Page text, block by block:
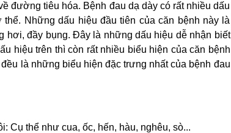
đường tiêu hóa. Bệnh đau dạ dày có rất nhiều dấu
Những dấu hiệu đầu tiên của căn bệnh này là
đầy bụng. Đây là những dấu hiệu dễ nhận biết
hiệu trên thì còn rất nhiều biểu hiện của căn bệnh
là những biểu hiện đặc trưng nhất của bệnh đau
Cụ thể như cua, ốc, hến, hàu, nghêu, sò...